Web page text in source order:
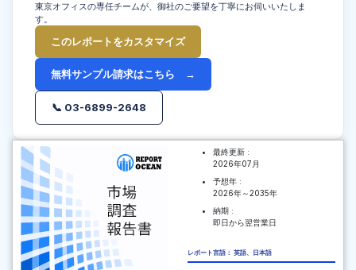
東京オフィスの専任チームが、御社のご要望を丁寧にお伺いいたしま
す。
このレポートをカスタマイズ
無料サンプル請求はこちら →
📞 03-6899-2648
最終更新 :
2026年07月
予想年 :
2026年～2035年
納期 :
即日から翌営業日
レポート言語： 英語、日本語